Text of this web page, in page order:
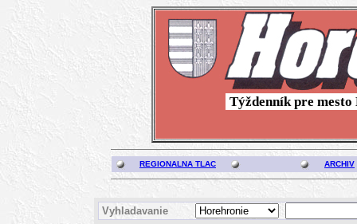
Týždenník pre mesto
REGIONALNA TLAC ARCHIV
Vyhladavanie